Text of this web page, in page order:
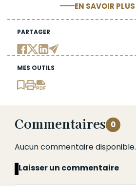
EN SAVOIR PLUS
PARTAGER
MES OUTILS
Commentaires 0
Aucun commentaire disponible.
Laisser un commentaire